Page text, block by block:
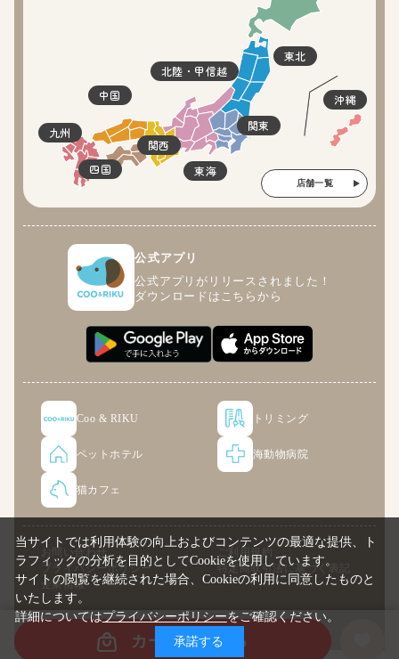
カートに入れる
東北
関東
北陸・甲信越
東海
関西
四国
中国
九州
沖縄
店舗一覧
公式アプリ
公式アプリがリリースされました！
ダウンロードはこちらから
Coo & RIKU トリミング
ペットホテル 海動物病院
猫カフェ
お問い合わせ
ご利用規約
プライバシーポリシー
特定商取引法に基づく表記
企業情報
© COO PREMIUM ONLINE
当サイトでは利用体験の向上およびコンテンツの最適な提供、ト
ラフィックの分析を目的としてCookieを使用しています。
サイトの閲覧を継続された場合、Cookieの利用に同意したものと
いたします。
詳細についてはプライバシーポリシーをご確認ください。
承諾する